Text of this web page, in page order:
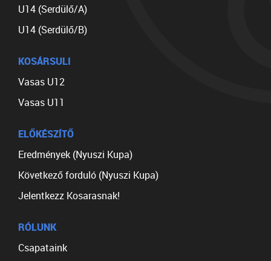
U14 (Serdülő/A)
U14 (Serdülő/B)
KOSÁRSULI
Vasas U12
Vasas U11
ELŐKÉSZÍTŐ
Eredmények (Nyuszi Kupa)
Következő forduló (Nyuszi Kupa)
Jelentkezz Kosarasnak!
RÓLUNK
Csapataink